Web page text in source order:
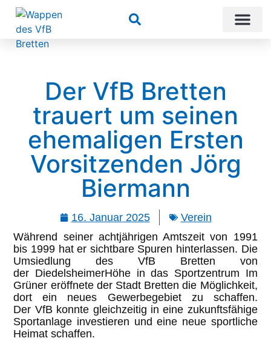
Suchen
Der VfB Bretten
trauert um seinen
ehemaligen Ersten
Vorsitzenden Jörg
Biermann
16. Januar 2025
Verein
Während seiner achtjährigen Amtszeit von 1991
bis 1999 hat er sichtbare Spuren hinterlassen. Die
Umsiedlung des VfB Bretten von
der DiedelsheimerHöhe in das Sportzentrum Im
Grüner eröffnete der Stadt Bretten die Möglichkeit,
dort ein neues Gewerbegebiet zu schaffen.
Der VfB konnte gleichzeitig in eine zukunftsfähige
Sportanlage investieren und eine neue sportliche
Heimat schaffen.